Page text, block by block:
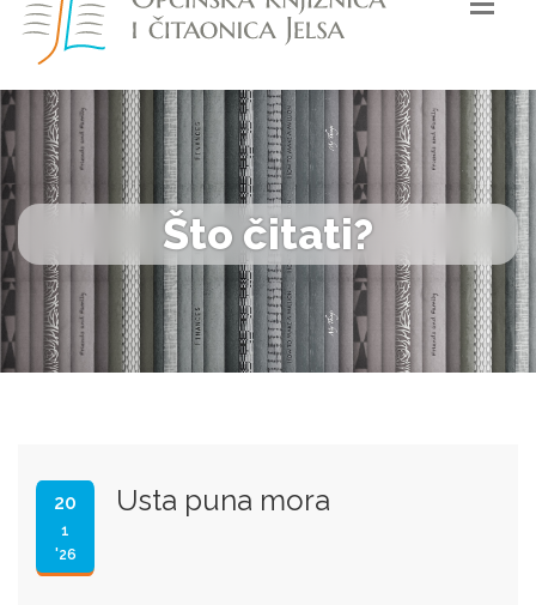
Što čitati?
20
1
'26
Usta puna mora